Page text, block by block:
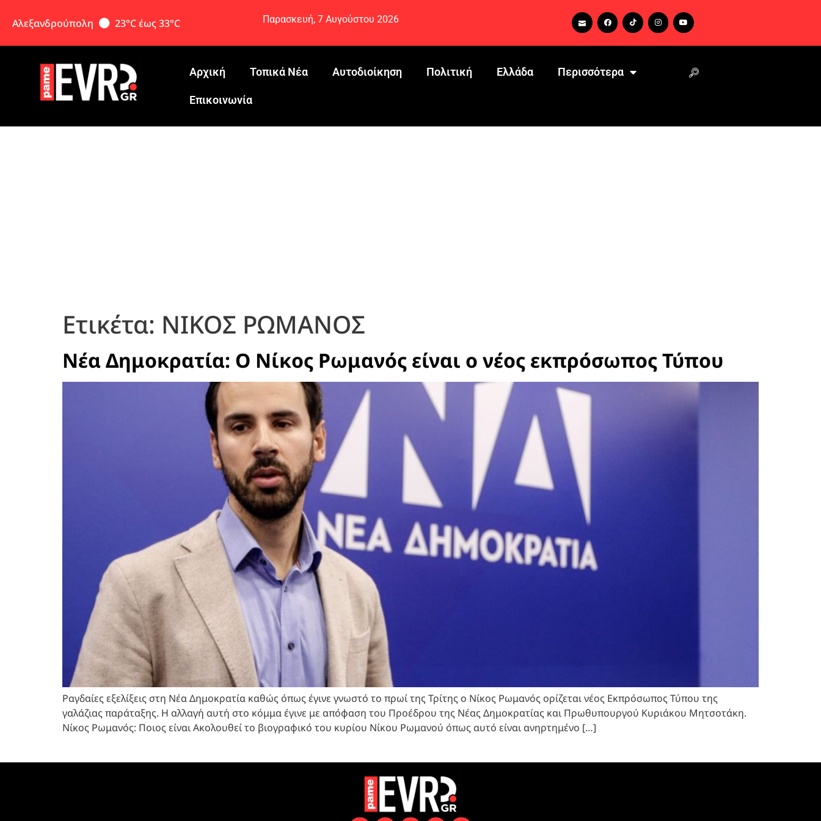
Αλεξανδρούπολη 23°C έως 33°C Παρασκευή, 7 Αυγούστου 2026
Αρχική Τοπικά Νέα Αυτοδιοίκηση Πολιτική Ελλάδα Περισσότερα
Eπικοινωνία
Ετικέτα: ΝΙΚΟΣ ΡΩΜΑΝΟΣ
Νέα Δημοκρατία: Ο Νίκος Ρωμανός είναι ο νέος εκπρόσωπος Τύπου
Ραγδαίες εξελίξεις στη Νέα Δημοκρατία καθώς όπως έγινε γνωστό το πρωί της Τρίτης ο Νίκος Ρωμανός ορίζεται νέος Εκπρόσωπος Τύπου της
γαλάζιας παράταξης. Η αλλαγή αυτή στο κόμμα έγινε με απόφαση του Προέδρου της Νέας Δημοκρατίας και Πρωθυπουργού Κυριάκου Μητσοτάκη.
Νίκος Ρωμανός: Ποιος είναι Ακολουθεί το βιογραφικό του κυρίου Νίκου Ρωμανού όπως αυτό είναι ανηρτημένο […]